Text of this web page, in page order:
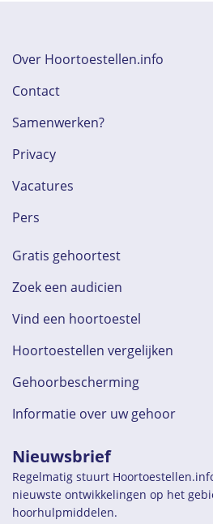
Over Hoortoestellen.info
Contact
Samenwerken?
Privacy
Vacatures
Pers
Gratis gehoortest
Zoek een audicien
Vind een hoortoestel
Hoortoestellen vergelijken
Gehoorbescherming
Informatie over uw gehoor
Nieuwsbrief
Regelmatig stuurt
nieuwste ontwikkelingen op het
hoorhulpmiddelen.